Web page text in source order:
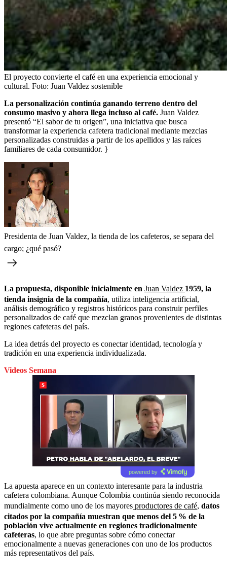
El proyecto convierte el café en una experiencia emocional y
cultural. Foto: Juan Valdez sostenible
La personalización continúa ganando terreno dentro del
consumo masivo y ahora llega incluso al café. Juan Valdez
presentó “El sabor de tu origen”, una iniciativa que busca
transformar la experiencia cafetera tradicional mediante mezclas
personalizadas construidas a partir de los apellidos y las raíces
familiares de cada consumidor. }
Presidenta de Juan Valdez, la tienda de los cafeteros, se separa del
cargo; ¿qué pasó?
La propuesta, disponible inicialmente en Juan Valdez 1959, la
tienda insignia de la compañía, utiliza inteligencia artificial,
análisis demográfico y registros históricos para construir perfiles
personalizados de café que mezclan granos provenientes de distintas
regiones cafeteras del país.
La idea detrás del proyecto es conectar identidad, tecnología y
tradición en una experiencia individualizada.
Videos Semana
powered by
La apuesta aparece en un contexto interesante para la industria
cafetera colombiana. Aunque Colombia continúa siendo reconocida
mundialmente como uno de los mayores productores de café, datos
citados por la compañía muestran que menos del 5 % de la
población vive actualmente en regiones tradicionalmente
cafeteras, lo que abre preguntas sobre cómo conectar
emocionalmente a nuevas generaciones con uno de los productos
más representativos del país.